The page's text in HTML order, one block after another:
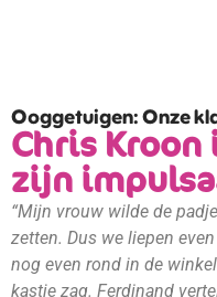
Ooggetuigen: Onze
Chris
zijn
“Mijn vrouw wilde de
zetten. Dus we liepen
nog even rond in de
kastje zag. Ferdinand